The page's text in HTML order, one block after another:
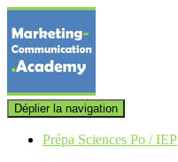
Déplier la navigation
Prépa Sciences Po / IEP